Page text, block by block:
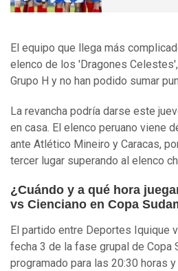
El equipo que llega más
elenco de los 'Dragones
Grupo H y no han podido sumar
La revancha podría darse este
en casa. El elenco peruano viene
ante Atlético Mineiro y Caracas,
tercer lugar superando al elenco
¿Cuándo y a qué hora
vs Cienciano en Copa
El partido entre Deportes Iquique
fecha 3 de la fase grupal de Copa
programado para las 20:30 horas